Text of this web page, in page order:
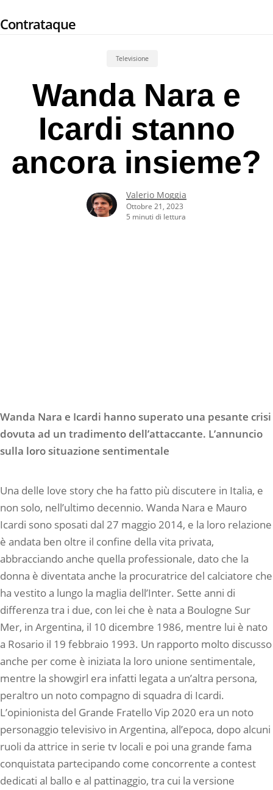
to
Contrataque
Televisione
Wanda Nara e
Icardi stanno
ancora insieme?
Valerio Moggia
Ottobre 21, 2023
5 minuti di lettura
Wanda Nara e Icardi hanno superato una pesante crisi
dovuta ad un tradimento dell’attaccante. L’annuncio
sulla loro situazione sentimentale
Una delle love story che ha fatto più discutere in Italia, e
non solo, nell’ultimo decennio. Wanda Nara e Mauro
Icardi sono sposati dal 27 maggio 2014, e la loro relazione
è andata ben oltre il confine della vita privata,
abbracciando anche quella professionale, dato che la
donna è diventata anche la procuratrice del calciatore che
ha vestito a lungo la maglia dell’Inter. Sette anni di
differenza tra i due, con lei che è nata a Boulogne Sur
Mer, in Argentina, il 10 dicembre 1986, mentre lui è nato
a Rosario il 19 febbraio 1993. Un rapporto molto discusso
anche per come è iniziata la loro unione sentimentale,
mentre la showgirl era infatti legata a un’altra persona,
peraltro un noto compagno di squadra di Icardi.
L’opinionista del Grande Fratello Vip 2020 era un noto
personaggio televisivo in Argentina, all’epoca, dopo alcuni
ruoli da attrice in serie tv locali e poi una grande fama
conquistata partecipando come concorrente a contest
dedicati al ballo e al pattinaggio, tra cui la versione